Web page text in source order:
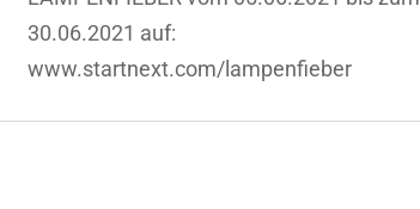
30.06.2021 auf:
www.startnext.com/lampenfieber